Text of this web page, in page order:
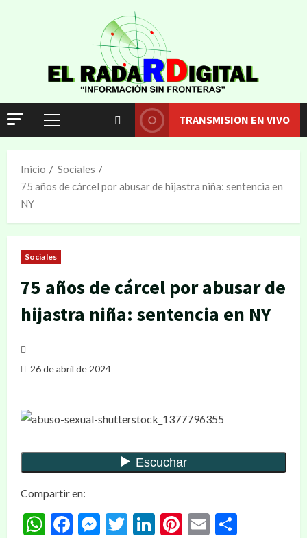
TRANSMISION EN VIVO
Inicio
Sociales
75 años de cárcel por abusar de hijastra niña: sentencia en
NY
Sociales
75 años de cárcel por abusar de
hijastra niña: sentencia en NY
26 de abril de 2024
Compartir en:
WhatsApp
Facebook
Messenger
Twitter
LinkedIn
Pinterest
Email